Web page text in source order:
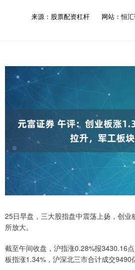
来源：股票配资杠杆 网站：恒
25日早盘，三大股指盘中震荡上扬，创业
所放大。
截至午间收盘，沪指涨0.28%报3430.16
板指涨1.34%，沪深北三市合计成交9490